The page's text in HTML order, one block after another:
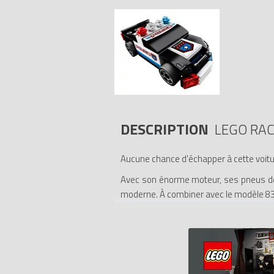
DESCRIPTION LEGO
Aucune chance d'échapper à cette
Avec son énorme moteur, ses pneus
moderne. À combiner avec le modèle
- À combiner avec le modèle 8304, le
- Facile à monter !
- Modèle à l'échelle 1:55
- Le bolide de la police mesure 7 cm